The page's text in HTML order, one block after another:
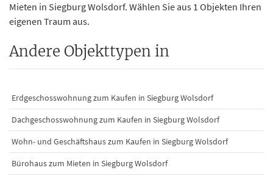
Mieten in Siegburg Wolsdorf. Wählen Sie aus 1 Objekten Ihren
eigenen Traum aus.
Andere Objekttypen in
Erdgeschosswohnung zum Kaufen in Siegburg Wolsdorf
Dachgeschosswohnung zum Kaufen in Siegburg Wolsdorf
Wohn- und Geschäftshaus zum Kaufen in Siegburg Wolsdorf
Bürohaus zum Mieten in Siegburg Wolsdorf